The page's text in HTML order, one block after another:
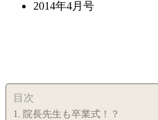
2014年4月号
目次
院長先生も卒業式！？